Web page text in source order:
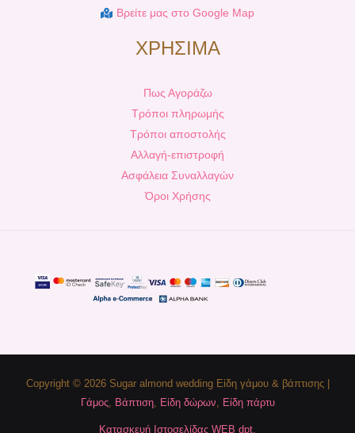
Βρείτε μας στο Google Map
ΧΡΗΣΙΜΑ
Πως Αγοράζω
Τρόποι πληρωμής
Τρόποι αποστολής
Αλλαγή-επιστροφή
Ασφάλεια Συναλλαγών
Όροι Χρήσης
Copyright © 2026 Sugar almond wedding Είδη γάμου & βάπτισης |
Γάμος, Βάπτιση, Είδη δώρων Είδη πάρτυ
Κατασκευή Ιστοσελίδας WEB dpt.